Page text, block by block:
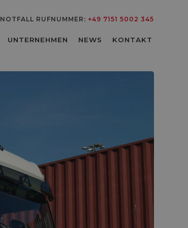
NOTFALL RUFNUMMER: +49 7151 5002 345
UNTERNEHMEN NEWS KONTAKT